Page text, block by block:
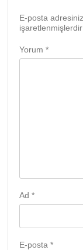
E-posta
işaretlenmişlerdir
Yorum *
Ad *
E-posta *